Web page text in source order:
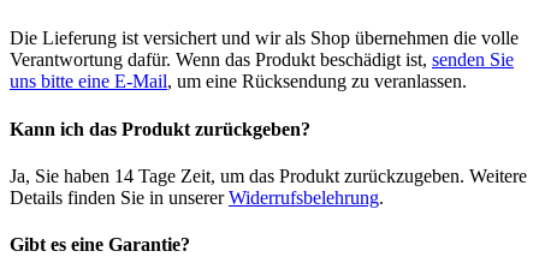
Die Lieferung ist versichert und wir als Shop übernehmen die volle
Verantwortung dafür. Wenn das Produkt beschädigt ist, senden Sie
uns bitte eine E-Mail, um eine Rücksendung zu veranlassen.
Kann ich das Produkt zurückgeben?
Ja, Sie haben 14 Tage Zeit, um das Produkt zurückzugeben. Weitere
Details finden Sie in unsererWiderrufsbelehrung.
Gibt es eine Garantie?